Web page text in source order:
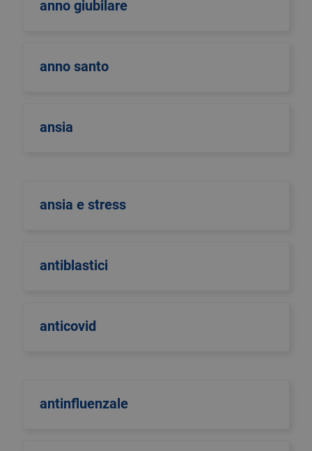
anno giubilare
anno santo
ansia
ansia e stress
antiblastici
anticovid
antinfluenzale